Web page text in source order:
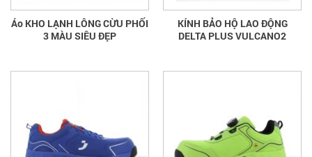
Áo KHO LẠNH LÔNG CỪU PHỐI
3 MÀU SIÊU ĐẸP
KÍNH BẢO HỘ LAO ĐỘNG
DELTA PLUS VULCANO2